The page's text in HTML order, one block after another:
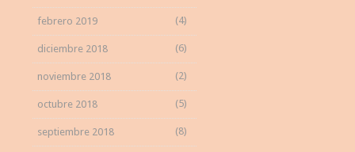
febrero 2019 (4)
diciembre 2018 (6)
noviembre 2018 (2)
octubre 2018 (5)
septiembre 2018 (8)